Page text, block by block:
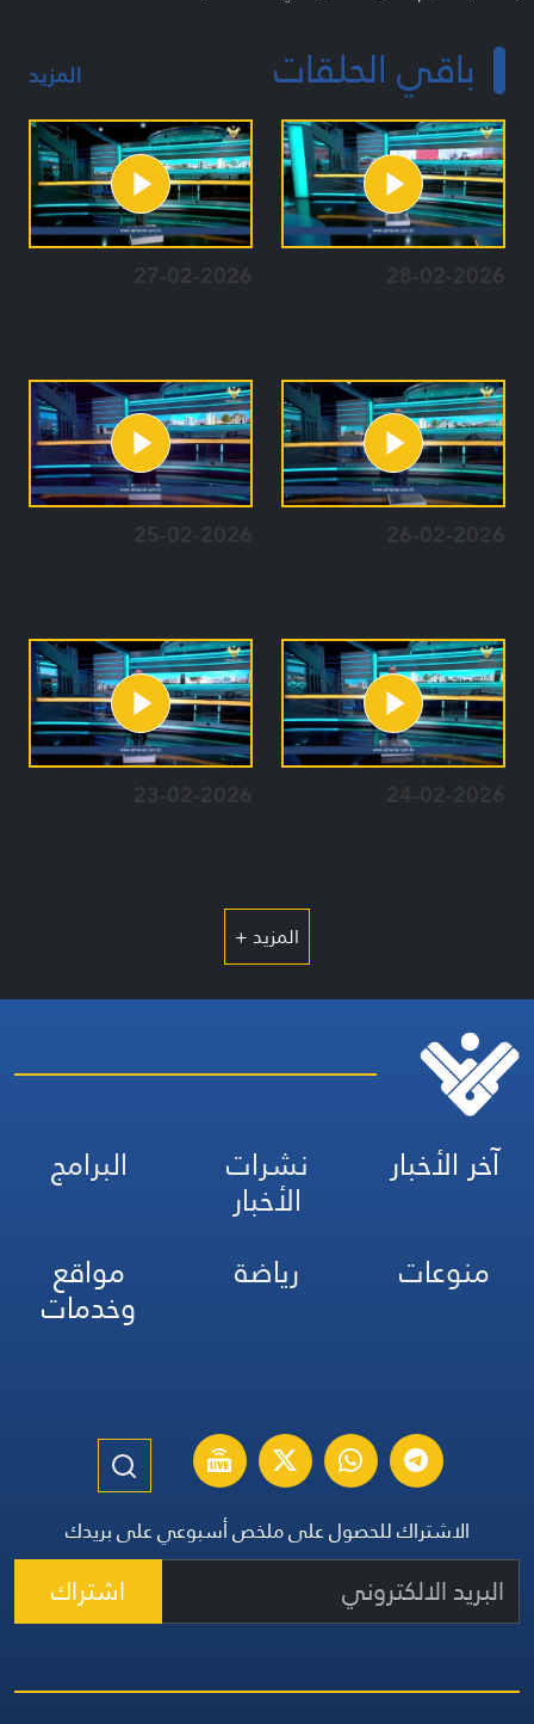
باقي الحلقات المزيد
28-02-2026
27-02-2026
26-02-2026
25-02-2026
24-02-2026
23-02-2026
المزيد +
آخر الأخبار نشرات
الأخبار
البرامج
منوعات
رياضة مواقع
وخدمات
الاشتراك للحصول على ملخص أسبوعي على بريدك
اشتراك